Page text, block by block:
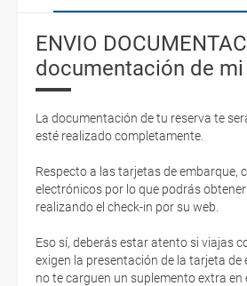
ENVIO
documentación de mi
La documentación de tu reserva te
esté realizado completamente.
Respecto a las tarjetas de embarque,
electrónicos por lo que podrás
realizando el check-in por su web.
Eso sí, deberás estar atento si viajas
exigen la presentación de la tarjeta
no te carguen un suplemento extra en